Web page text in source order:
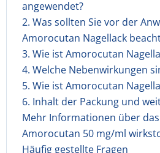
angewendet?
2. Was sollten Sie vor der
Amorocutan Nagellack
3. Wie ist Amorocutan
4. Welche Nebenwirkungen
5. Wie ist Amorocutan
6. Inhalt der Packung und
Mehr Informationen über
Amorocutan 50 mg/ml
Häufig gestellte Fragen